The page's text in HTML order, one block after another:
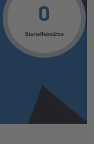
0
Startelfeinsätze